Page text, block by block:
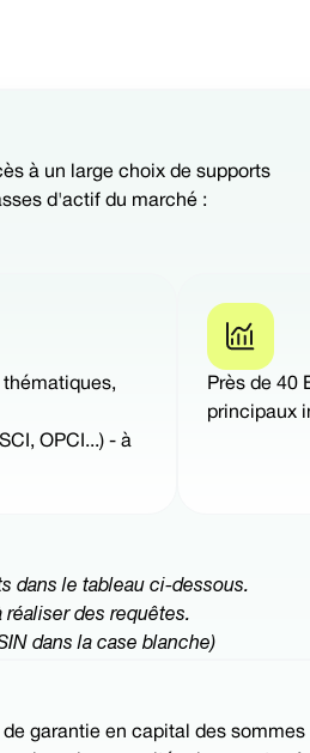
à un large choix de supports
d'actif du marché :
OPCI...) - à
Près de 40
principaux
dans le tableau ci-dessous.
des requêtes.
dans la case blanche)
garantie en capital des sommes